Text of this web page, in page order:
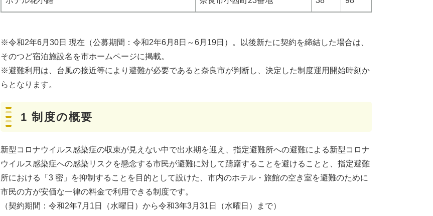
※令和2年6月30日 現在（公募期間：令和2年6月8日～6月19日）。以後新たに契約を締結した場合は、
そのつど宿泊施設名を市ホームページに掲載。
※避難利用は、台風の接近等により避難が必要であると奈良市が判断し、決定した制度運用開始時刻か
らとなります。
1 制度の概要
新型コロナウイルス感染症の収束が見えない中で出水期を迎え、指定避難所への避難による新型コロナ
ウイルス感染症への感染リスクを懸念する市民が避難に対して躊躇することを避けることと、指定避難
所における「3 密」を抑制することを目的として設けた、市内のホテル・旅館の空き室を避難のために
市民の方が安価な一律の料金で利用できる制度です。
（契約期間：令和2年7月1日（水曜日）から令和3年3月31日（水曜日）まで）